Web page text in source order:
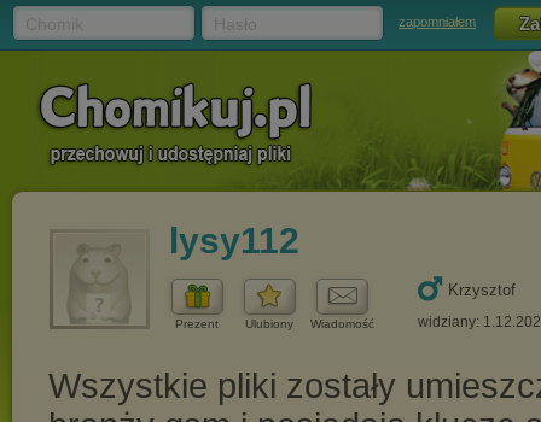
zapomniałem
lysy112
Prezent Ulubiony Wiadomość
Krzysztof
widziany: